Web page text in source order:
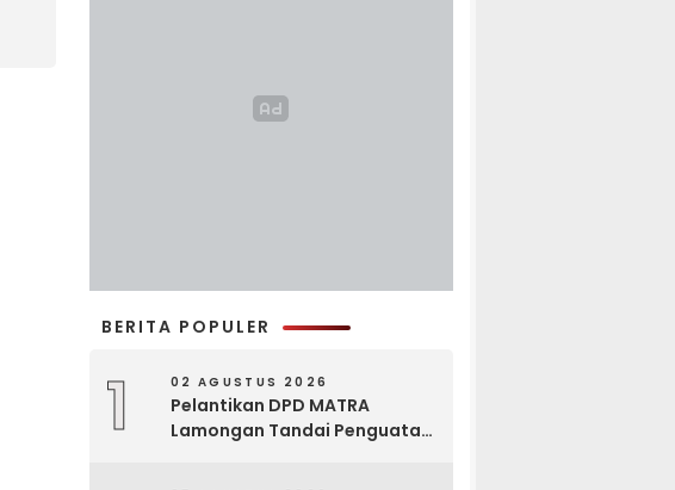
BERITA POPULER
1 02 AGUSTUS 2026
Pelantikan DPD MATRA
Lamongan Tandai Penguatan